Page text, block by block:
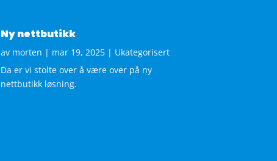
Ny nettbutikk
av morten | mar 19, 2025| Ukategorisert
Da er vi stolte over å være over på ny
nettbutikk løsning.